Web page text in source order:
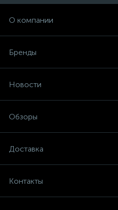
О компании
Бренды
Новости
Обзоры
Доставка
Контакты